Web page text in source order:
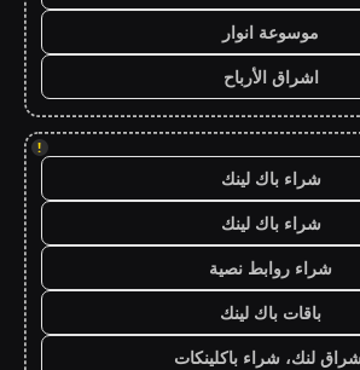
موسوعة انوار
اشراق الأرباح
!
شراء باك لينك
شراء باك لينك
شراء روابط نصية
باقات باك لينك
لنك، شراء باكلينكات